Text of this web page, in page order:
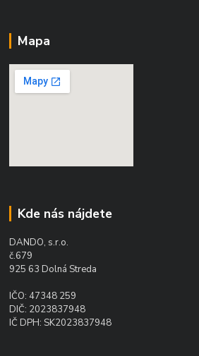
Mapa
Kde nás nájdete
DANDO, s.r.o.
č.679
925 63 Dolná Streda
IČO: 47348 259
DIČ: 2023837948
IČ DPH: SK2023837948